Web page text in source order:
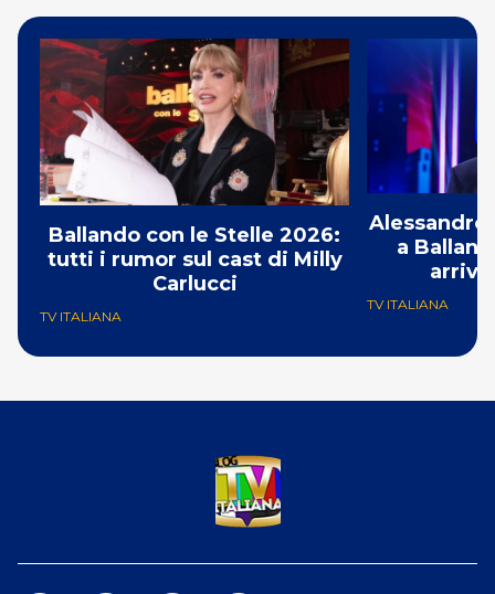
Ballando con le Stelle 2026:
tutti i rumor sul cast di Milly
Carlucci
TV ITALIANA
Alessandro
a
TV ITALIANA